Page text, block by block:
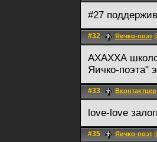
#27
#32 Яичко-поэт
АХАХХА
Яичко-поэта"
#33
love-love
#35 Яичко-поэт